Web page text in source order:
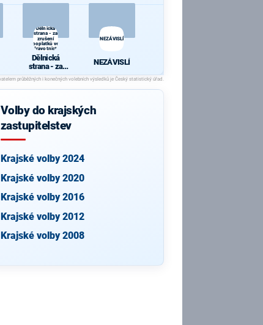
Dělnická
strana - za
zrušení
poplatků ve
zdravotnictví
Dělnická
strana - za
zrušení
poplatků ve
zdravotnictví
NEZÁVISLÍ
NEZÁVISLÍ
Volby do krajských
zastupitelstev
Krajské volby 2024
Krajské volby 2020
Krajské volby 2016
Krajské volby 2012
Krajské volby 2008